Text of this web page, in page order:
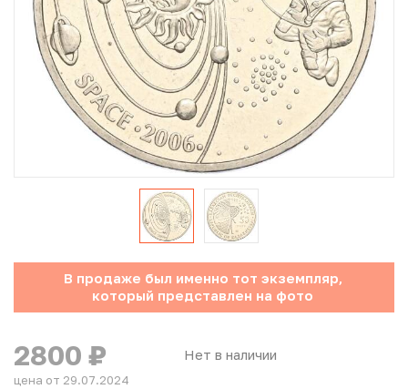
Юбилейные монеты Банка России (с 1999 года)
Памятные и инвестиционные монеты СССР и России
Иностранные монеты
Неофициальные выпуски монет (Unusual)
Античные и средневековые монеты
Инвестиционные монеты
В продаже был именно тот экземпляр,
который представлен на фото
Нет в наличии
2800 ₽
цена от 29.07.2024